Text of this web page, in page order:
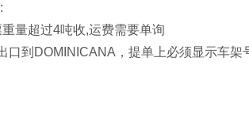
量超过4吨收,运费需要单询
口到DOMINICANA，提单上必须显示车架